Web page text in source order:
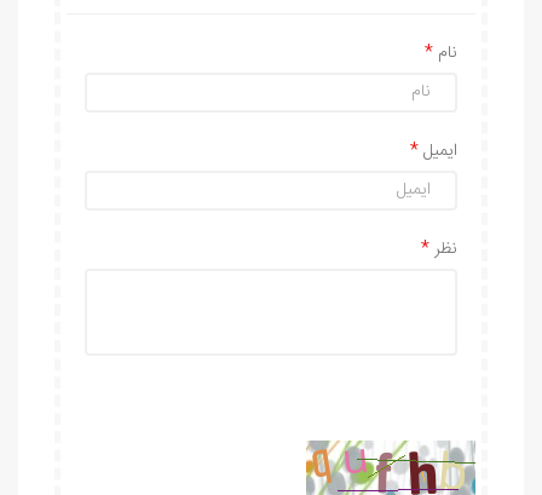
نام
ایمیل
نظر